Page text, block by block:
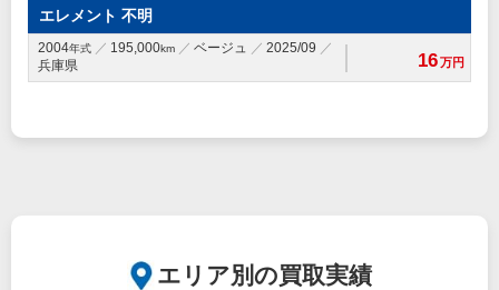
エレメント 不明
2004年式 195,000km ベージュ
2025/09
兵庫県
16万円
エリア別の買取実績